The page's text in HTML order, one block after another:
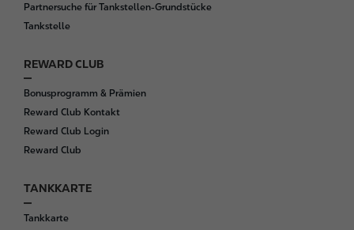
Partnersuche für Tankstellen-Grundstücke
Tankstelle
REWARD CLUB
Bonusprogramm & Prämien
Reward Club Kontakt
Reward Club Login
Reward Club
TANKKARTE
Tankkarte